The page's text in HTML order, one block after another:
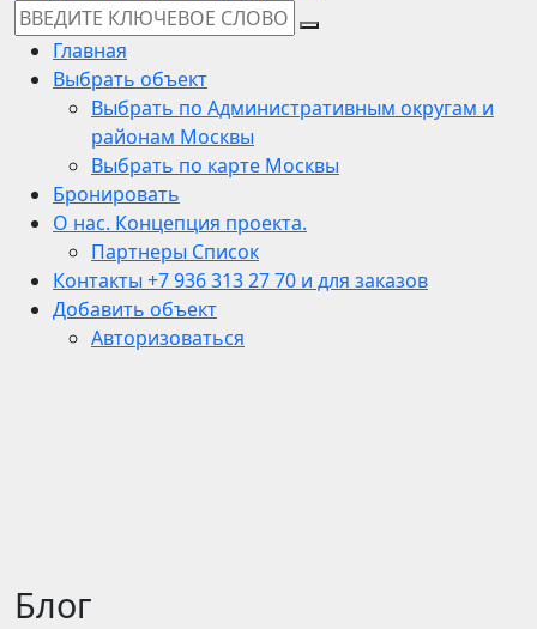
Главная
Выбрать объект
Выбрать по Административным округам и
районам Москвы
Выбрать по карте Москвы
Бронировать
О нас. Концепция проекта.
Партнеры Список
Контакты +7 936 313 27 70 и для заказов
Добавить объект
Авторизоваться
Блог